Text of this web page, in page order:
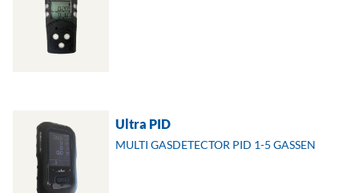
Ultra PID
MULTI GASDETECTOR PID 1-5 GASSEN